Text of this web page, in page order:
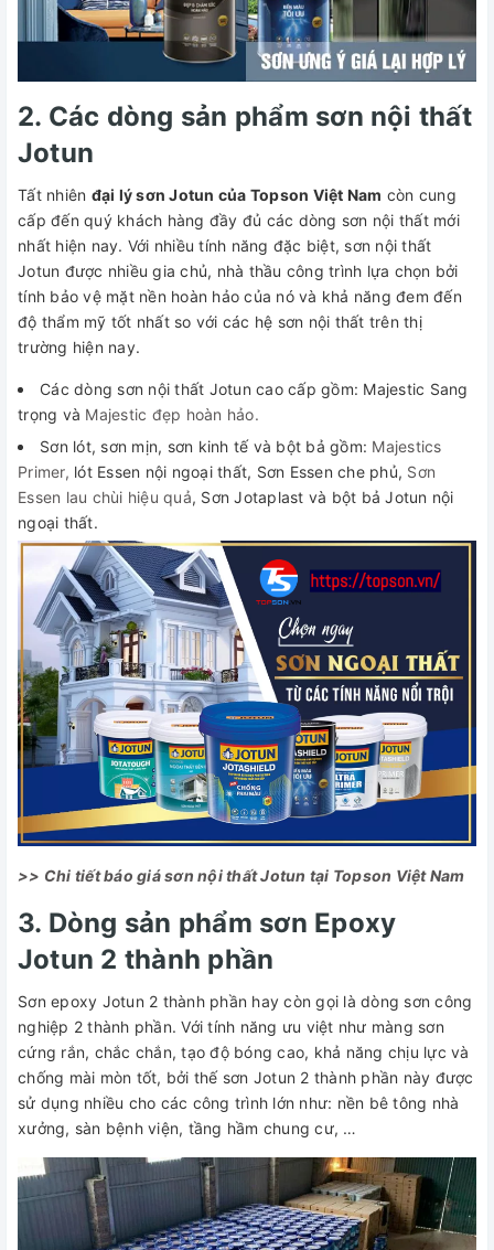
2. Các dòng sản phẩm sơn nội thất
Jotun
Tất nhiên đại lý sơn Jotun của Topson Việt Nam còn cung
cấp đến quý khách hàng đầy đủ các dòng sơn nội thất mới
nhất hiện nay. Với nhiều tính năng đặc biệt, sơn nội thất
Jotun được nhiều gia chủ, nhà thầu công trình lựa chọn bởi
tính bảo vệ mặt nền hoàn hảo của nó và khả năng đem đến
độ thẩm mỹ tốt nhất so với các hệ sơn nội thất trên thị
trường hiện nay.
Các dòng sơn nội thất Jotun cao cấp gồm: Majestic Sang
trọng và Majestic đẹp hoàn hảo.
Sơn lót, sơn mịn, sơn kinh tế và bột bả gồm: Majestics
Primer, lót Essen nội ngoại thất, Sơn Essen che phủ, Sơn
Essen lau chùi hiệu quả, Sơn Jotaplast và bột bả Jotun nội
ngoại thất.
>> Chi tiết báo giá sơn nội thất Jotun tại Topson Việt Nam
3. Dòng sản phẩm sơn Epoxy
Jotun 2 thành phần
Sơn epoxy Jotun 2 thành phần hay còn gọi là dòng sơn công
nghiệp 2 thành phần. Với tính năng ưu việt như màng sơn
cứng rắn, chắc chắn, tạo độ bóng cao, khả năng chịu lực và
chống mài mòn tốt, bởi thế sơn Jotun 2 thành phần này được
sử dụng nhiều cho các công trình lớn như: nền bê tông nhà
xưởng, sàn bệnh viện, tầng hầm chung cư, …